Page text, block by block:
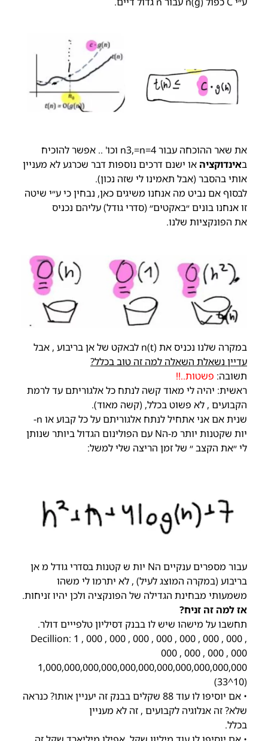
את שאר ההוכחה עבור 4=n3,=n וכו' .. אפשר להוכיח
באינדוקציה או ישנם דרכים נוספות דבר שכרגע לא מעניין
אותי בהסבר (אבל תאמינו לי שזה נכון).
לבסוף אם נביט מה אנחנו משיגים כאן, נבחין כי ע״י שיטה
זו אנחנו בונים ״באקטים״ (סדרי גודל) עליהם נכניס
את הפונקציות שלנו.
במקרה שלנו נכניס את (n(t לבאקט של אן בריבוע , אבל
עדיין נשאלת השאלה למה זה טוב בכלל?
תשובה: פשטות..!!
ראשית: יהיה לי מאוד קשה לנתח כל אלגוריתם עד לרמת
הקבועים , לא פשוט בכלל, (קשה מאוד).
שנית אם אני אתחיל לנתח אלגוריתם על כל קבוע או n-
יות שקטנות יותר מ-הN עם הפולינום הגדול ביותר שנותן
לי ״את הקצב ״ של זמן הריצה שלי למשל:
עבור מספרים ענקיים הN יות ש קטנות בסדרי גודל מ אן
בריבוע (במקרה המוצג לעיל) , לא יתרמו לי משהו
משמעותי מבחינת הגדילה של הפונקציה ולכן יהיו זניחות.
אז למה זה זניח?
תחשבו על מישהו שיש לו בבנק דסיליון טלפייים דולר.
Decillion: 1 , 000 , 000 , 000 , 000 , 000 , 000 , 000 ,
000 , 000 , 000 , 000
1,000,000,000,000,000,000,000,000,000,000,000
(10^33)
• אם יוסיפו לו עוד 88 שקלים בבנק זה יעניין אותו? כנראה
שלא? זה אנלוגיה לקבועים , זה לא מעניין
בכלל.